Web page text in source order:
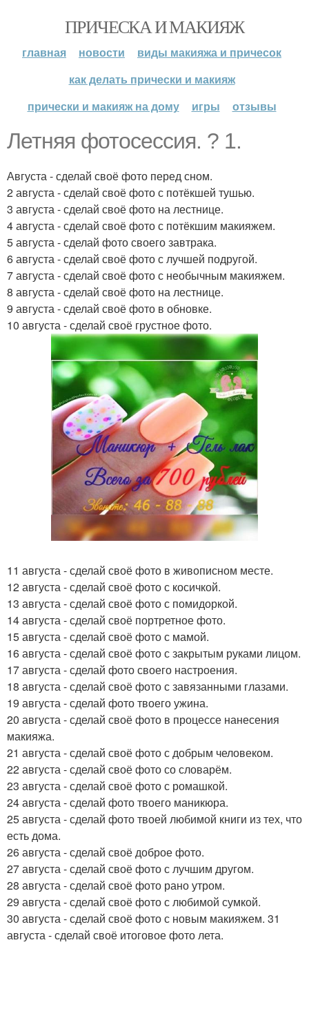
ПРИЧЕСКА И МАКИЯЖ
главная новости
виды макияжа и причесок
как делать прически и макияж
прически и макияж на дому
игры отзывы
Летняя фотосессия. ? 1.
Августа - сделай своё фото перед сном.
2 августа - сделай своё фото с потёкшей тушью.
3 августа - сделай своё фото на лестнице.
4 августа - сделай своё фото с потёкшим макияжем.
5 августа - сделай фото своего завтрака.
6 августа - сделай своё фото с лучшей подругой.
7 августа - сделай своё фото с необычным макияжем.
8 августа - сделай своё фото на лестнице.
9 августа - сделай своё фото в обновке.
10 августа - сделай своё грустное фото.
11 августа - сделай своё фото в живописном месте.
12 августа - сделай своё фото с косичкой.
13 августа - сделай своё фото с помидоркой.
14 августа - сделай своё портретное фото.
15 августа - сделай своё фото с мамой.
16 августа - сделай своё фото с закрытым руками лицом.
17 августа - сделай фото своего настроения.
18 августа - сделай своё фото с завязанными глазами.
19 августа - сделай фото твоего ужина.
20 августа - сделай своё фото в процессе нанесения
макияжа.
21 августа - сделай своё фото с добрым человеком.
22 августа - сделай своё фото со словарём.
23 августа - сделай своё фото с ромашкой.
24 августа - сделай фото твоего маникюра.
25 августа - сделай фото твоей любимой книги из тех, что
есть дома.
26 августа - сделай своё доброе фото.
27 августа - сделай своё фото с лучшим другом.
28 августа - сделай своё фото рано утром.
29 августа - сделай своё фото с любимой сумкой.
30 августа - сделай своё фото с новым макияжем. 31
августа - сделай своё итоговое фото лета.